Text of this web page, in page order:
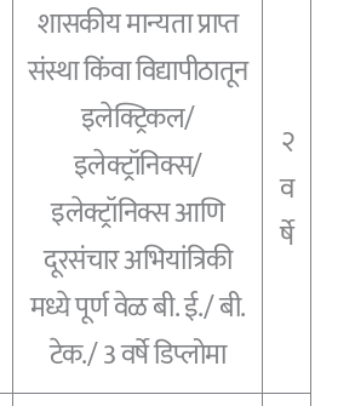
शासकीय मान्यता प्राप्त
संस्था किंवा विद्यापीठातून
इलेक्ट्रिकल/
इलेक्ट्रॉनिक्स/
इलेक्ट्रॉनिक्स आणि
दूरसंचार अभियांत्रिकी
मध्ये पूर्ण वेळ बी. ई./ बी.
टेक./ 3 वर्षे डिप्लोमा
२
व
र्षे